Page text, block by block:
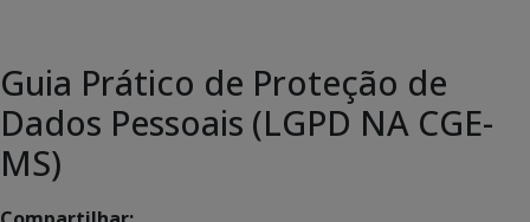
Guia Prático de Proteção de
Dados Pessoais (LGPD NA CGE-
MS)